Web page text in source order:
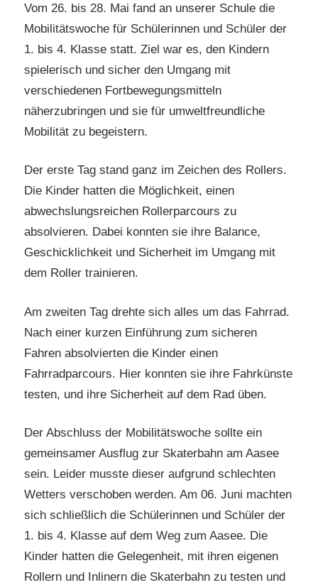
Vom 26. bis 28. Mai fand an unserer Schule die
Mobilitätswoche für Schülerinnen und Schüler der
1. bis 4. Klasse statt. Ziel war es, den Kindern
spielerisch und sicher den Umgang mit
verschiedenen Fortbewegungsmitteln
näherzubringen und sie für umweltfreundliche
Mobilität zu begeistern.
Der erste Tag stand ganz im Zeichen des Rollers.
Die Kinder hatten die Möglichkeit, einen
abwechslungsreichen Rollerparcours zu
absolvieren. Dabei konnten sie ihre Balance,
Geschicklichkeit und Sicherheit im Umgang mit
dem Roller trainieren.
Am zweiten Tag drehte sich alles um das Fahrrad.
Nach einer kurzen Einführung zum sicheren
Fahren absolvierten die Kinder einen
Fahrradparcours. Hier konnten sie ihre Fahrkünste
testen, und ihre Sicherheit auf dem Rad üben.
Der Abschluss der Mobilitätswoche sollte ein
gemeinsamer Ausflug zur Skaterbahn am Aasee
sein. Leider musste dieser aufgrund schlechten
Wetters verschoben werden. Am 06. Juni machten
sich schließlich die Schülerinnen und Schüler der
1. bis 4. Klasse auf dem Weg zum Aasee. Die
Kinder hatten die Gelegenheit, mit ihren eigenen
Rollern und Inlinern die Skaterbahn zu testen und